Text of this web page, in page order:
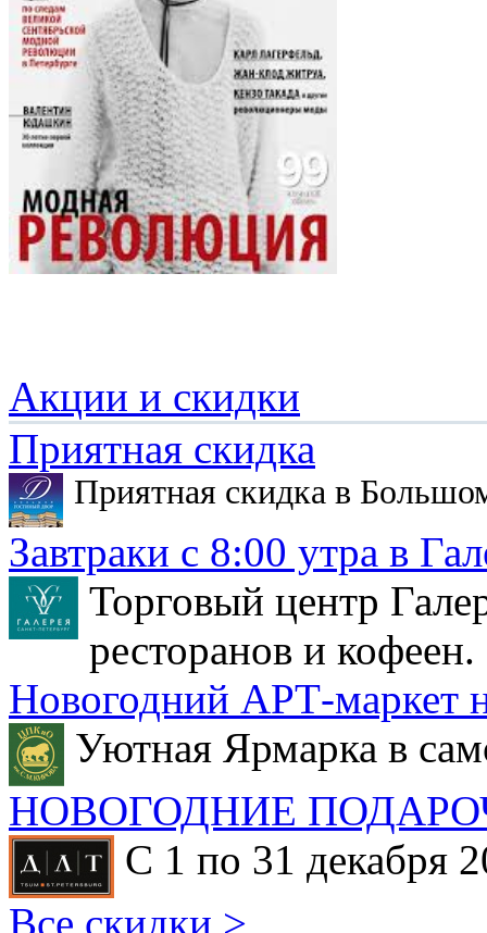
Акции и скидки
Приятная скидка
Приятная скидка в
Завтраки с 8:00 утра в
Торговый центр
ресторанов и кофеен.
Новогодний АРТ-маркет
Уютная Ярмарка в
НОВОГОДНИЕ
С 1 по 31 декабря
Все скидки >